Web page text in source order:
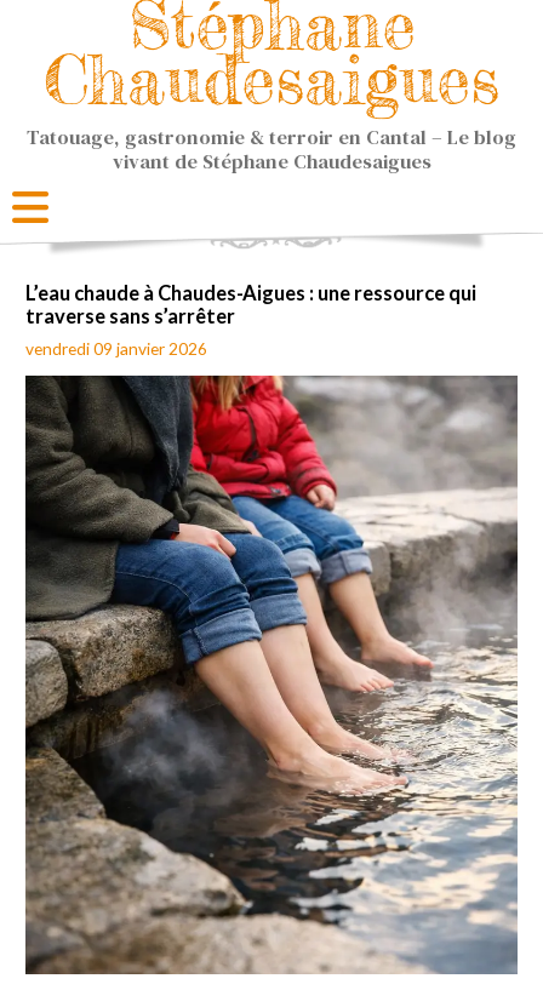
Stéphane
Chaudesaigues
Tatouage, gastronomie & terroir en Cantal – Le blog
vivant de Stéphane Chaudesaigues
L’eau chaude à Chaudes-Aigues : une ressource qui
traverse sans s’arrêter
vendredi 09 janvier 2026